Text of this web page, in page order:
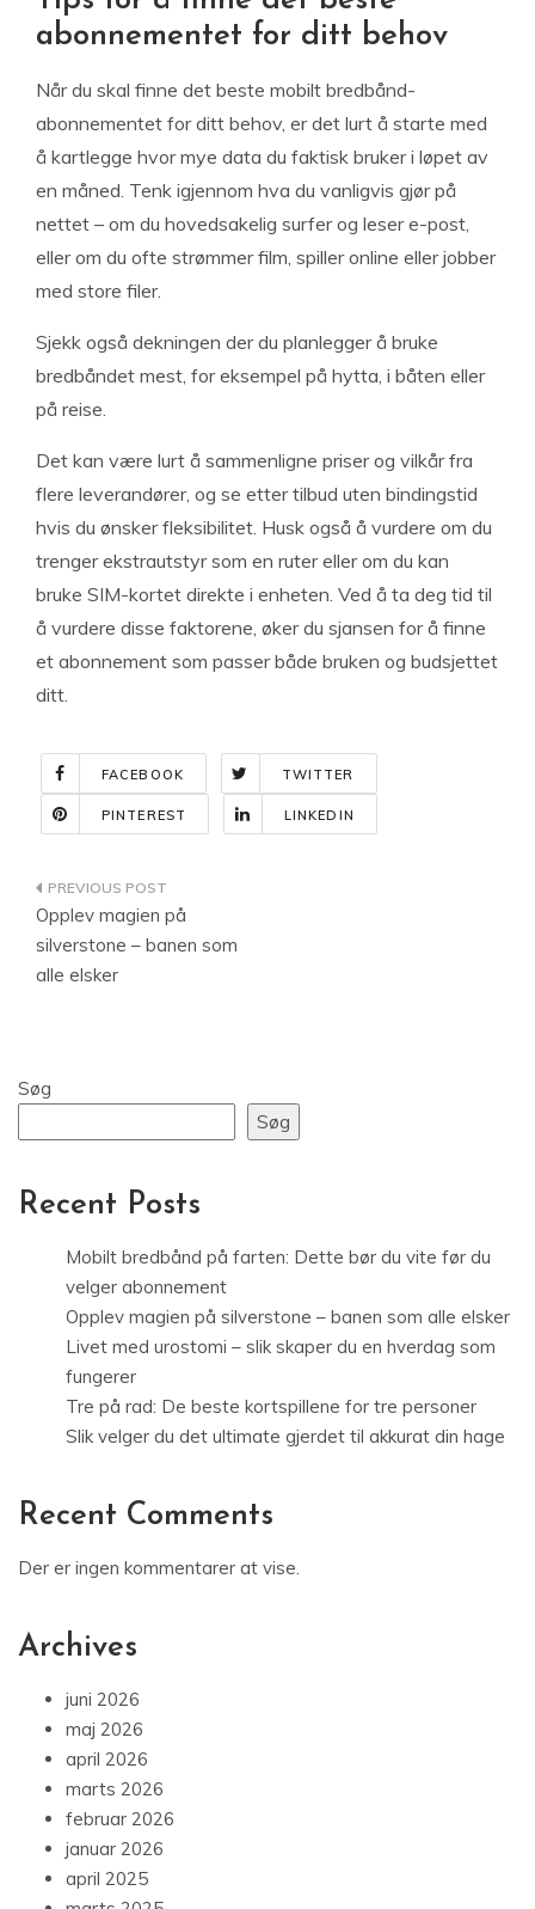
abonnementet for ditt behov
Når du skal finne det beste mobilt bredbånd-
abonnementet for ditt behov, er det lurt å starte med
å kartlegge hvor mye data du faktisk bruker i løpet av
en måned. Tenk igjennom hva du vanligvis gjør på
nettet – om du hovedsakelig surfer og leser e-post,
eller om du ofte strømmer film, spiller online eller jobber
med store filer.
Sjekk også dekningen der du planlegger å bruke
bredbåndet mest, for eksempel på hytta, i båten eller
på reise.
Det kan være lurt å sammenligne priser og vilkår fra
flere leverandører, og se etter tilbud uten bindingstid
hvis du ønsker fleksibilitet. Husk også å vurdere om du
trenger ekstrautstyr som en ruter eller om du kan
bruke SIM-kortet direkte i enheten. Ved å ta deg tid til
å vurdere disse faktorene, øker du sjansen for å finne
et abonnement som passer både bruken og budsjettet
ditt.
FACEBOOK TWITTER
PINTEREST LINKEDIN
Indlægsnavigation
Opplev magien på
silverstone – banen som
alle elsker
Søg
Søg
Recent Posts
Mobilt bredbånd på farten: Dette bør du vite før du
velger abonnement
Opplev magien på silverstone – banen som alle elsker
Livet med urostomi – slik skaper du en hverdag som
fungerer
Tre på rad: De beste kortspillene for tre personer
Slik velger du det ultimate gjerdet til akkurat din hage
Recent Comments
Der er ingen kommentarer at vise.
Archives
juni 2026
maj 2026
april 2026
marts 2026
februar 2026
januar 2026
april 2025